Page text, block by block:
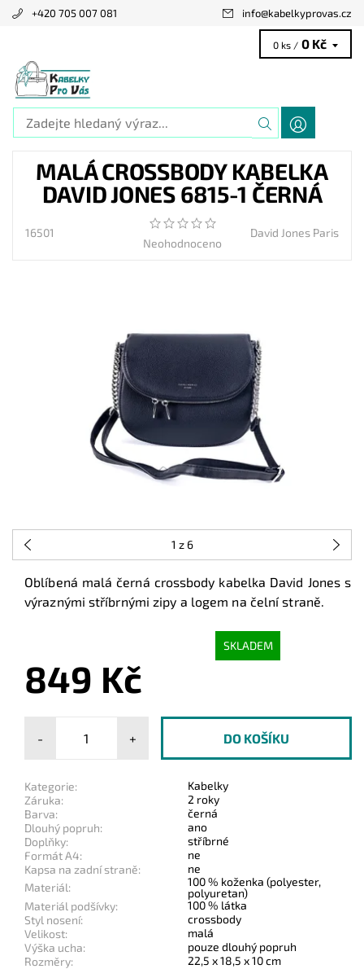
+420 705 007 081 info@kabelkyprovas.cz
0 ks / 0 Kč
MALÁ CROSSBODY KABELKA
DAVID JONES 6815-1 ČERNÁ
16501
Neohodnoceno
David Jones Paris
1 z 6
Oblíbená malá černá crossbody kabelka David Jones s
výraznými stříbrnými zipy a logem na čelní straně.
SKLADEM
849 Kč
- +
Kategorie:
Kabelky
Záruka:
2 roky
Barva:
černá
Dlouhý popruh:
ano
Doplňky:
stříbrné
Formát A4:
ne
Kapsa na zadní straně:
ne
Materiál:
100 % koženka (polyester,
polyuretan)
Materiál podšívky:
100 % látka
Styl nosení:
crossbody
Velikost:
malá
Výška ucha:
pouze dlouhý popruh
Rozměry:
22,5 x 18,5 x 10 cm